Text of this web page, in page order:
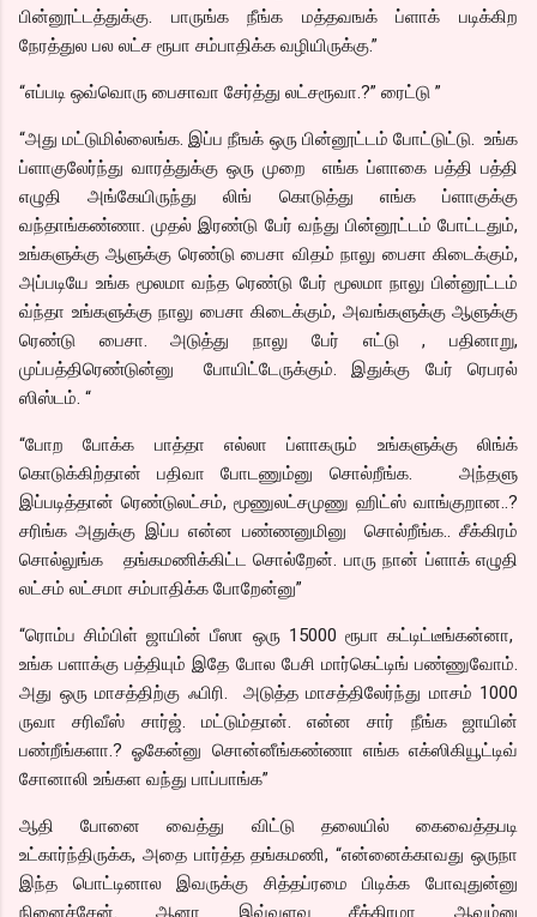
பின்னூட்டத்துக்கு. பாருங்க நீங்க மத்தவஙக் ப்ளாக் படிக்கிற
நேரத்துல பல லட்ச ரூபா சம்பாதிக்க வழியிருக்கு.”
“எப்படி ஒவ்வொரு பைசாவா சேர்த்து லட்சரூவா.?” ரைட்டு ”
“அது மட்டுமில்லைங்க. இப்ப நீஙக் ஒரு பின்னூட்டம் போட்டுட்டு. உங்க
ப்ளாகுலேர்ந்து வாரத்துக்கு ஒரு முறை எங்க ப்ளாகை பத்தி பத்தி
எழுதி அங்கேயிருந்து லிங் கொடுத்து எங்க ப்ளாகுக்கு
வந்தாங்கண்ணா. முதல் இரண்டு பேர் வந்து பின்னூட்டம் போட்டதும்,
உங்களுக்கு ஆளுக்கு ரெண்டு பைசா விதம் நாலு பைசா கிடைக்கும்,
அப்படியே உங்க மூலமா வந்த ரெண்டு பேர் மூலமா நாலு பின்னூட்டம்
வ்ந்தா உங்களுக்கு நாலு பைசா கிடைக்கும், அவங்களுக்கு ஆளுக்கு
ரெண்டு பைசா. அடுத்து நாலு பேர் எட்டு , பதினாறு,
முப்பத்திரெண்டுன்னு போயிட்டேருக்கும். இதுக்கு பேர் ரெபரல்
ஸிஸ்டம். “
“போற போக்க பாத்தா எல்லா ப்ளாகரும் உங்களுக்கு லிங்க்
கொடுக்கிற்தான் பதிவா போடணும்னு சொல்றீங்க. அந்தளு
இப்படித்தான் ரெண்டுலட்சம், மூணுலட்சமுணு ஹிட்ஸ் வாங்குறான..?
சரிங்க அதுக்கு இப்ப என்ன பண்ணனுமினு சொல்றீங்க.. சீக்கிரம்
சொல்லுங்க தங்கமணிக்கிட்ட சொல்றேன். பாரு நான் ப்ளாக் எழுதி
லட்சம் லட்சமா சம்பாதிக்க போறேன்னு”
“ரொம்ப சிம்பிள் ஜாயின் பீஸா ஒரு 15000 ரூபா கட்டிட்டீங்கன்னா,
உங்க பளாக்கு பத்தியும் இதே போல பேசி மார்கெட்டிங் பண்ணுவோம்.
அது ஒரு மாசத்திற்கு ஃபிரி. அடுத்த மாசத்திலேர்ந்து மாசம் 1000
ருவா சரிவீஸ் சார்ஜ். மட்டும்தான். என்ன சார் நீங்க ஜாயின்
பண்றீங்களா.? ஓகேன்னு சொன்னீங்கண்ணா எங்க எக்ஸிகியூட்டிவ்
சோனாலி உங்கள வந்து பாப்பாங்க”
ஆதி போனை வைத்து விட்டு தலையில் கைவைத்தபடி
உட்கார்ந்திருக்க, அதை பார்த்த தங்கமணி, “என்னைக்காவது ஒருநா
இந்த பொட்டினால இவருக்கு சித்தப்ரமை பிடிக்க போவுதுன்னு
நினைச்சேன். ஆனா இவ்வளவு சீக்கிரமா ஆவும்னு